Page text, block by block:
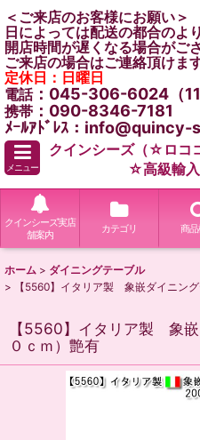
＜ご来店のお客様にお願い＞
日によっては配送の都合のよ
開店時間が遅くなる場合がご
ご来店の場合はご連絡頂けま
定休日：日曜日
電話：045-306-6024（
携帯 ：090-8346-7181
ﾒｰﾙｱﾄﾞﾚｽ：info@quincy-
メニュー
クインシーズ（☆ロコ
☆高級輸入
クインシーズ実店
舗案内
カテゴリ 商
ホーム > ダイニングテーブル
>
【5560】イタリア製 象嵌ダイニン
【5560】イタリア製 象
０ｃｍ）艶有